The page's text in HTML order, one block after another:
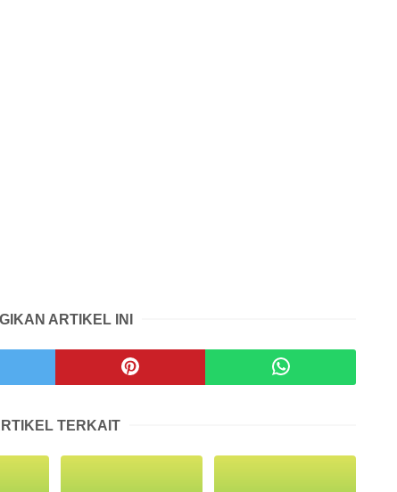
ARTIKEL INI
TERKAIT